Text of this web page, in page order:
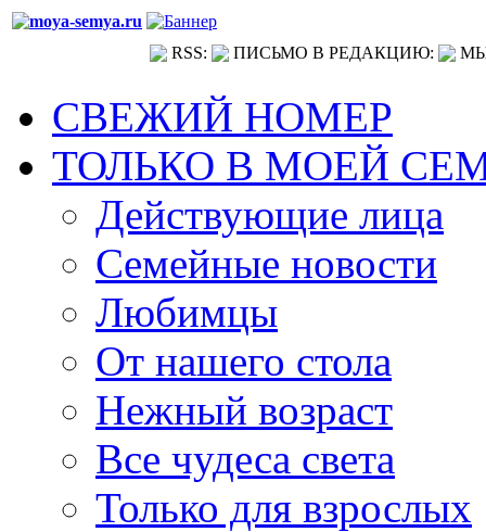
RSS: ПИСЬМО В РЕДАКЦИЮ:
СВЕЖИЙ НОМЕР
ТОЛЬКО В МОЕЙ
Действующие лица
Семейные новости
Любимцы
От нашего стола
Нежный возраст
Все чудеса света
Только для взрослых